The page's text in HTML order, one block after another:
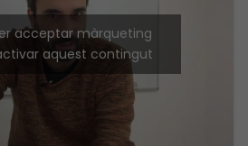
acceptar màrqueting
aquest contingut